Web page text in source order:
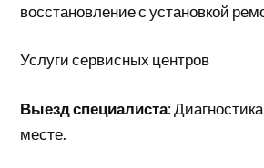
восстановление с установкой
Услуги сервисных центров
Выезд специалиста:
месте.